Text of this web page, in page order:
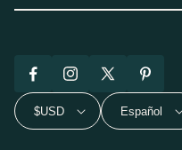
FacebookInstagram
X
(Twitter)
Pinterest
$USD Español